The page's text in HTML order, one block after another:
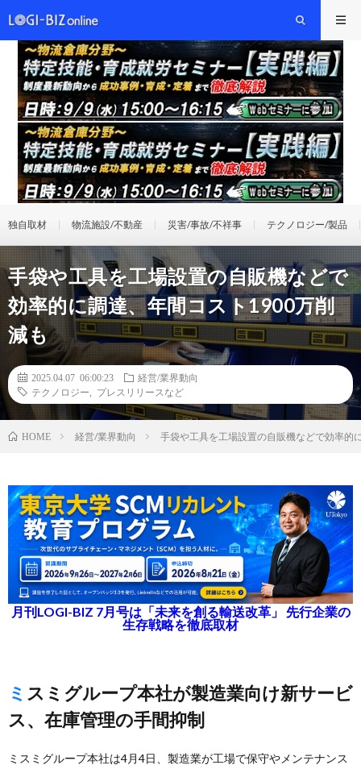
独自取材 物流施設/不動産 災害/事故/不祥事 テクノロジー/製品
手袋や工具を工場設置の自販機などで
効率的に調達、年間コスト1900万削
減も
2025.04.07 06:00:23
経営/業界動向
テクノロジー
プレスリリースなど
HOME 経営/業界動向 手袋や工具を工場設置の自販機などで効率的
月刊LOGI-BIZ 7月号は「未来を創る輸送改革」 先行企業の
生存戦略を徹底取材
ミスミグループ本社が製造業向け新サービ
ス、在庫管理の手間抑制
ミスミグループ本社は4月4日、製造業が工場で保守やメンテナンス